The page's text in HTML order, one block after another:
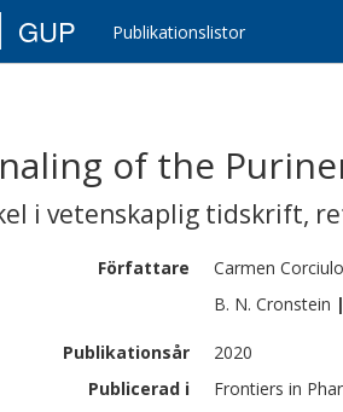
GUP Publikationslistor
of the
i vetenskaplig tidskrift,
Författare Carmen Corciulo
B. N. Cronstein
Publikationsår
2020
Publicerad i
Frontiers in